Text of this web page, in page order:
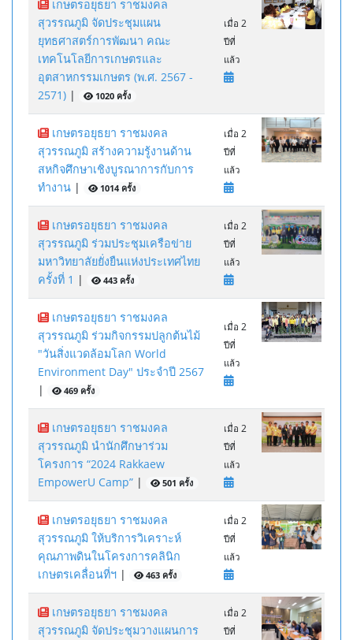
เกษตรอยุธยา ราชมงคล
สุวรรณภูมิ จัดประชุมแผน
ยุทธศาสตร์การพัฒนา คณะ
เทคโนโลยีการเกษตรและ
อุตสาหกรรมเกษตร (พ.ศ. 2567 -
2571) | 1020 ครั้ง
เมื่อ 2
ปีที่
แล้ว
เกษตรอยุธยา ราชมงคล
สุวรรณภูมิ สร้างความรู้งานด้าน
สหกิจศึกษาเชิงบูรณาการกับการ
ทำงาน | 1014 ครั้ง
เมื่อ 2
ปีที่
แล้ว
เกษตรอยุธยา ราชมงคล
สุวรรณภูมิ ร่วมประชุมเครือข่าย
มหาวิทยาลัยยั่งยืนแห่งประเทศไทย
ครั้งที่ 1 | 443 ครั้ง
เมื่อ 2
ปีที่
แล้ว
เกษตรอยุธยา ราชมงคล
สุวรรณภูมิ ร่วมกิจกรรมปลูกต้นไม้
"วันสิ่งแวดล้อมโลก World
Environment Day" ประจำปี 2567
|
469 ครั้ง
เมื่อ 2
ปีที่
แล้ว
เกษตรอยุธยา ราชมงคล
สุวรรณภูมิ นำนักศึกษาร่วม
โครงการ “2024 Rakkaew
EmpowerU Camp” | 501 ครั้ง
เมื่อ 2
ปีที่
แล้ว
เกษตรอยุธยา ราชมงคล
สุวรรณภูมิ ให้บริการวิเคราะห์
คุณภาพดินในโครงการคลินิก
เกษตรเคลื่อนที่ฯ | 463 ครั้ง
เมื่อ 2
ปีที่
แล้ว
เกษตรอยุธยา ราชมงคล
สุวรรณภูมิ จัดประชุมวางแผนการ
เมื่อ 2
ปีที่